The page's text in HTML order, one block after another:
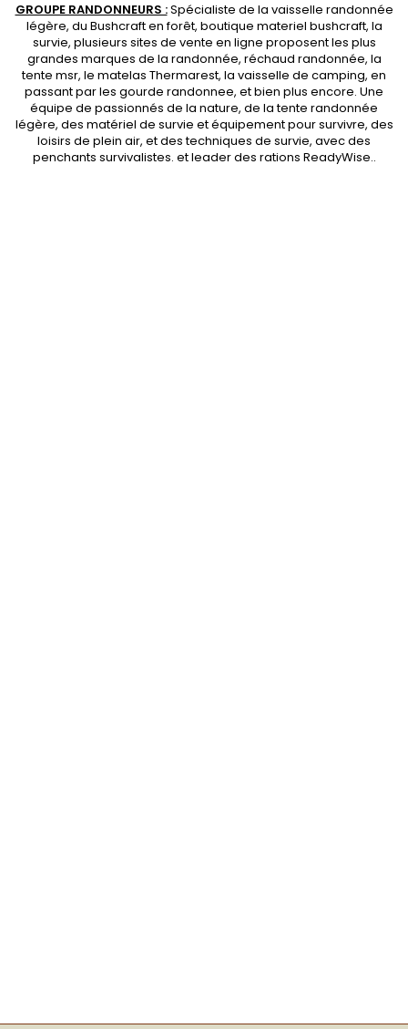
GROUPE RANDONNEURS :Spécialiste de la vaisselle randonnée
légère, du Bushcraft en forêt, boutique materiel bushcraft, la
survie, plusieurs sites de vente en ligne proposent les plus
grandes marques de la randonnée, réchaud randonnée, la
tente msr, le matelas Thermarest, la vaisselle de camping, en
passant par les gourde randonnee, et bien plus encore. Une
équipe de passionnés de la nature, de latente randonnée
légère, des matériel de survie et équipement pour survivre, des
loisirs de plein air, et des techniques de survie, avec des
penchants survivalistes. et leader des rations ReadyWise..